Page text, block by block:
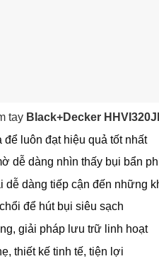
tay Black+Decker
để luôn đạt hiệu quả tốt nhất
dễ dàng nhìn thấy bụi bẩn
dễ dàng tiếp cận đến những
để hút bụi siêu sạch
giải pháp lưu trữ linh hoạt
thiết kế tinh tế, tiện lợi